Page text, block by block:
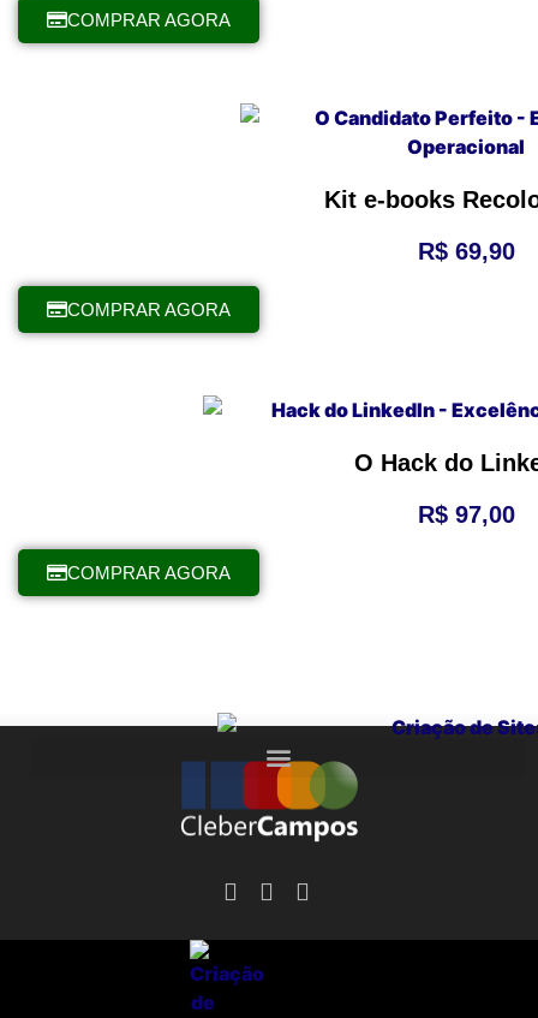
COMPRAR AGORA
Kit e-books
R$69,90
COMPRAR AGORA
O Hack do
R$97,00
COMPRAR AGORA